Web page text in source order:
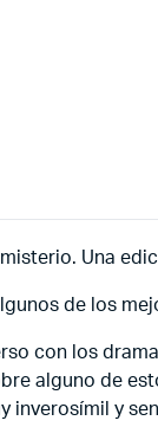
Una
de los
con los
alguno de
y